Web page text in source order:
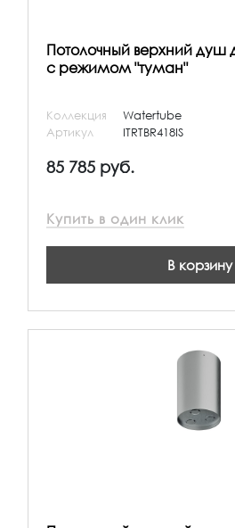
Потолочный верхний
с режимом "туман"
Коллекция
Watertube
Артикул
ITRTBR418IS
85 785 руб.
Купить в один клик
В корзину